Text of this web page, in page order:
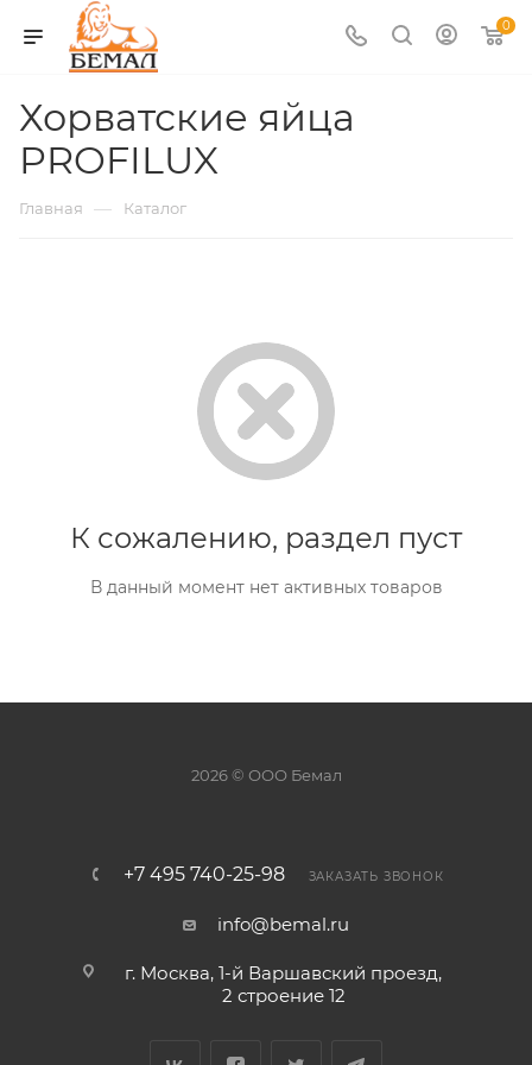
0
Хорватские яйца
PROFILUX
Главная — Каталог
К сожалению, раздел пуст
В данный момент нет активных товаров
2026 © ООО Бемал
+7 495 740-25-98 ЗАКАЗАТЬ ЗВОНОК
info@bemal.ru
г. Москва, 1-й Варшавский проезд,
2 строение 12